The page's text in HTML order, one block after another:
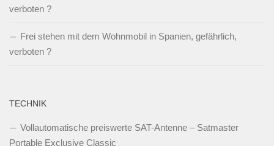
verboten ?
Frei stehen mit dem Wohnmobil in Spanien, gefährlich,
verboten ?
TECHNIK
Vollautomatische preiswerte SAT-Antenne – Satmaster
Portable Exclusive Classic